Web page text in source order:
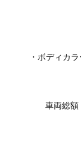
・ボディカ
車両総額